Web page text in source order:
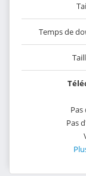
Temps de
Pas